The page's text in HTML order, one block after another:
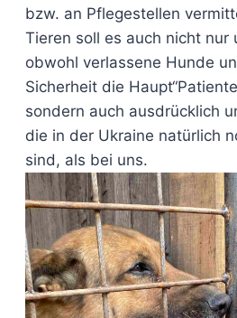
bzw. an Pflegestellen
Tieren soll es auch nicht nur
obwohl verlassene Hunde
Sicherheit die
sondern auch ausdrücklich
die in der Ukraine natürlich
sind, als bei uns.